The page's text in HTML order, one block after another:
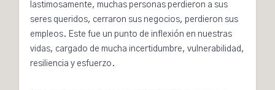
lastimosamente, muchas personas perdieron a sus
seres queridos, cerraron sus negocios, perdieron sus
empleos. Este fue un punto de inflexión en nuestras
vidas, cargado de mucha incertidumbre, vulnerabilidad,
resiliencia y esfuerzo.